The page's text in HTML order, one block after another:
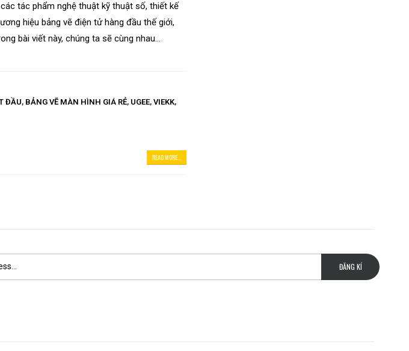
tác phẩm nghệ thuật kỹ thuật số, thiết kế
hiệu bảng vẽ điện tử hàng đầu thế giới,
bài viết này, chúng ta sẽ cùng nhau...
ĐẦU, BẢNG VẼ MÀN HÌNH GIÁ RẺ, UGEE,VIEKK,
READ MORE...